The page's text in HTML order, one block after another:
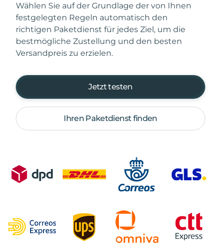
Wählen Sie auf der Grundlage der von Ihnen
festgelegten Regeln automatisch den
richtigen Paketdienst für jedes Ziel, um die
bestmögliche Zustellung und den besten
Versandpreis zu erzielen.
Jetzt testen
Ihren Paketdienst finden